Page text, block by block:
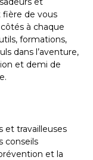
fière de vous
à chaque
formations,
dans l’aventure,
et demi de
et travailleuses
conseils
et la